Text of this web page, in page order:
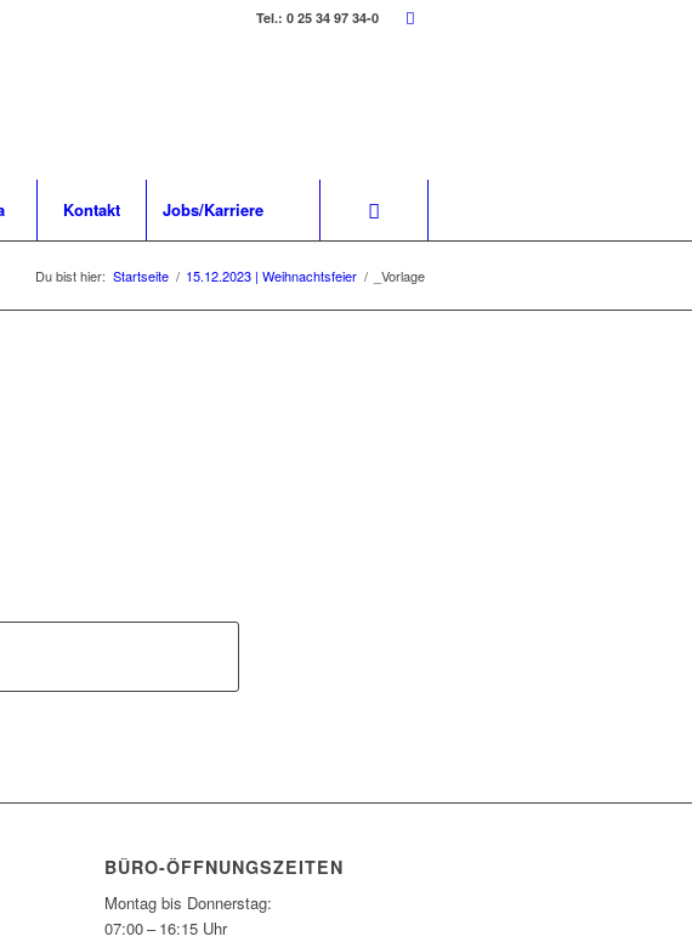
Tel.: 0 25 34 97 34-0
Kontakt Jobs/Karriere
Du bist hier: Startseite / 15.12.2023 | Weihnachtsfeier / _Vorlage
BÜRO-ÖFFNUNGSZEITEN
Montag bis Donnerstag:
07:00 – 16:15 Uhr